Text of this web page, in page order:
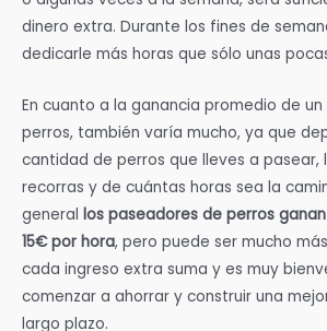
dinero extra. Durante los fines de
dedicarle más horas que sólo unas
En cuanto a la ganancia promedio de
perros, también varía mucho, ya que
cantidad de perros que lleves a pasear,
recorras y de cuántas horas sea la
general los paseadores de perros
15€ por hora, pero puede ser mucho
cada ingreso extra suma y es muy
comenzar a ahorrar y construir una
largo plazo.